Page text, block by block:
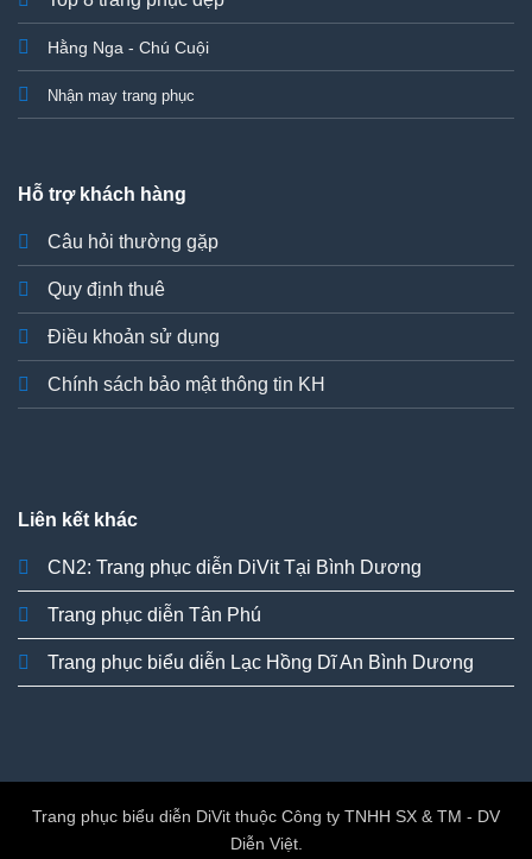
Hằng Nga - Chú Cuội
Nhận may trang phục
Hỗ trợ khách hàng
Câu hỏi thường gặp
Quy định thuê
Điều khoản sử dụng
Chính sách bảo mật thông tin KH
Liên kết khác
CN2: Trang phục diễn DiVit Tại Bình Dương
Trang phục diễn Tân Phú
Trang phục biểu diễn Lạc Hồng Dĩ An Bình Dương
Trang phục biểu diễn DiVit thuộc Công ty TNHH SX & TM - DV
Diễn Việt.